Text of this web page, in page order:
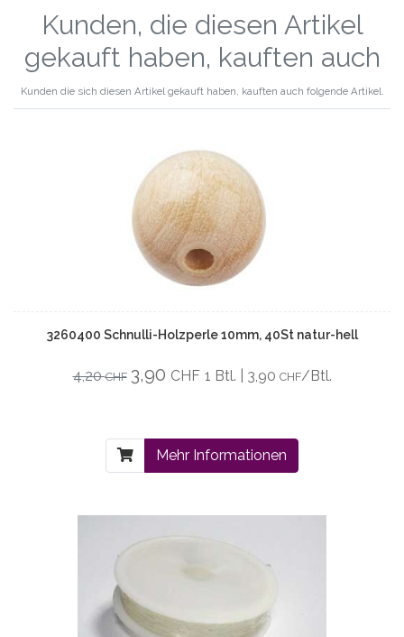
Kunden, die diesen Artikel
gekauft haben, kauften auch
Kunden die sich diesen Artikel gekauft haben, kauften auch folgende Artikel.
3260400 Schnulli-Holzperle 10mm, 40St natur-hell
4,20CHF 3,90 CHF 1 Btl. | 3,90 CHF/Btl.
Mehr Informationen